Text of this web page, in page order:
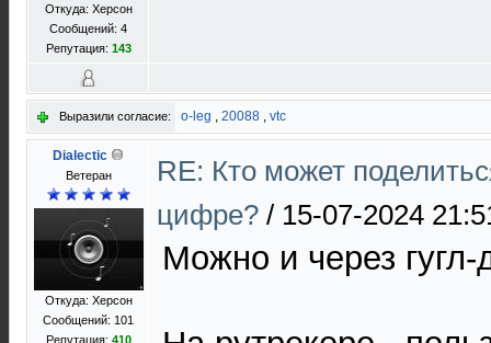
Откуда: Херсон
Сообщений: 4
Репутация: 143
Выразили согласие: o-leg , 20088 , vtc
Dialectic
Ветеран
Откуда: Херсон
Сообщений: 101
Репутация: 410
RE: Кто может
цифре? / 15-07-2024
Можно и через